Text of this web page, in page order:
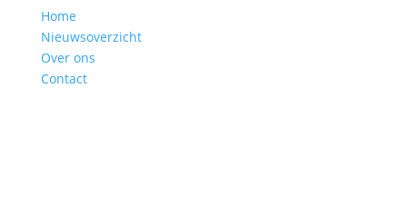
Home
Nieuwsoverzicht
Over ons
Contact